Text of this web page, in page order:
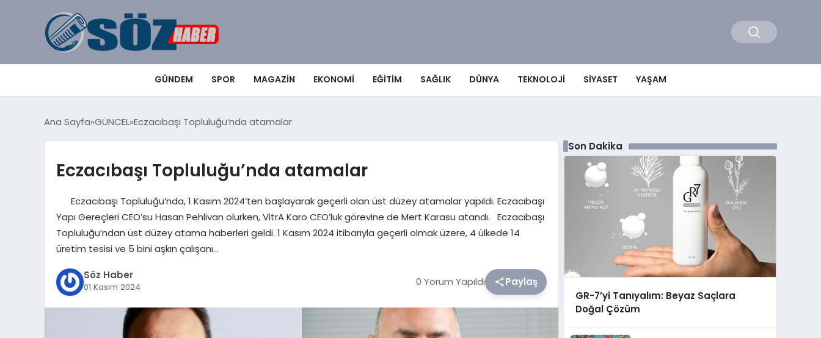
GÜNDEM SPOR MAGAZIN EKONOMI EĞITIM SAĞLIK DÜNYA TEKNOLOJI SIYASET YAŞAM
Ana Sayfa GÜNCEL Eczacıbaşı Topluluğu’nda atamalar
Eczacıbaşı Topluluğu’nda atamalar
Eczacıbaşı Topluluğu’nda, 1 Kasım 2024’ten başlayarak geçerli olan üst düzey atamalar yapıldı. Eczacıbaşı
Yapı Gereçleri CEO’su Hasan Pehlivan olurken, VitrA Karo CEO’luk görevine de Mert Karasu atandı. Eczacıbaşı
Topluluğu’ndan üst düzey atama haberleri geldi. 1 Kasım 2024 itibarıyla geçerli olmak üzere, 4 ülkede 14
üretim tesisi ve 5 bini aşkın çalışanı…
Söz Haber
01 Kasım 2024 0 Yorum Yapıldı Paylaş
Son Dakika
GR-7’yi Tanıyalım: Beyaz Saçlara
Doğal Çözüm